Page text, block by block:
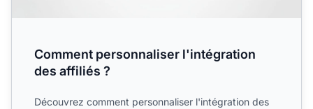
Comment personnaliser l'intégration
des affiliés ?
Découvrez comment personnaliser l'intégration des